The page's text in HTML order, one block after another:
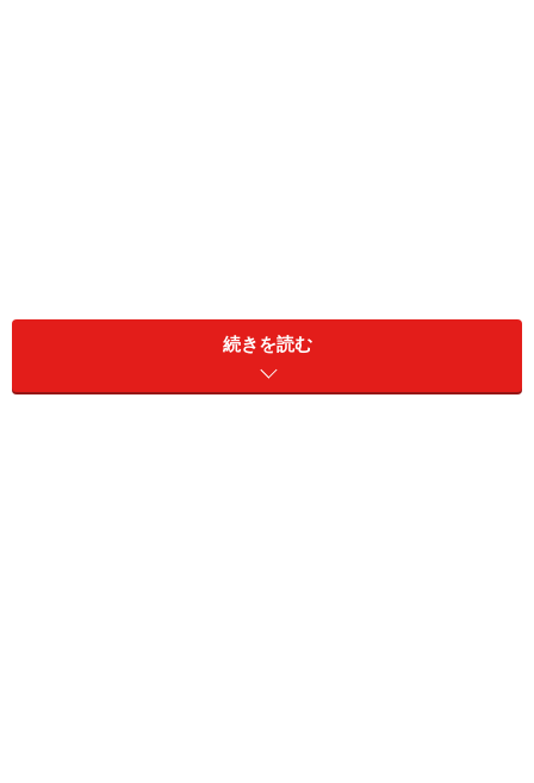
正方形や長方形の選択範囲を作ります。
続きを読む